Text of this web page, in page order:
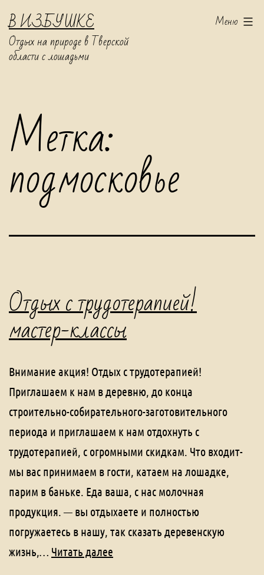
содержимому
В ИЗБУШКЕ
Отдых на природе в Тверской
области с лошадьми
Меню
Метка:
подмосковье
Отдых с трудотерапией!
мастер-классы
Внимание акция! Отдых с трудотерапией!
Приглашаем к нам в деревню, до конца
строительно-собирательного-заготовительного
периода и приглашаем к нам отдохнуть с
трудотерапией, с огромными скидкам. Что входит-
мы вас принимаем в гости, катаем на лошадке,
парим в баньке. Еда ваша, с нас молочная
продукция. — вы отдыхаете и полностью
погружаетесь в нашу, так сказать деревенскую
жизнь,… Читать далее